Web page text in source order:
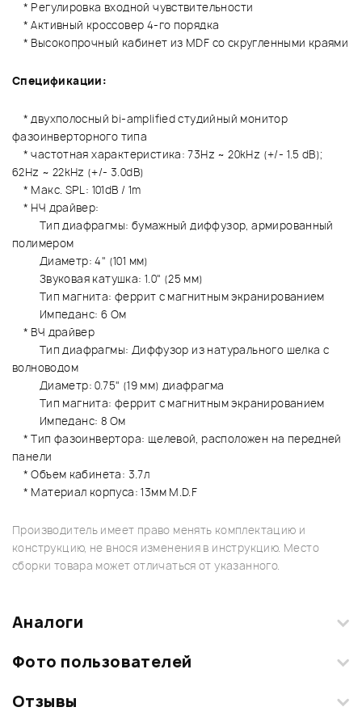
* Регулировка входной чувствительности
* Активный кроссовер 4-го порядка
* Высокопрочный кабинет из MDF со скругленными краями
Спецификации:
* двухполосный bi-amplified студийный монитор
фазоинверторного типа
* частотная характеристика: 73Hz ~ 20kHz (+/- 1.5 dB);
62Hz ~ 22kHz (+/- 3.0dB)
* Макс. SPL: 101dB / 1m
* НЧ драйвер:
Тип диафрагмы: бумажный диффузор, армированный
полимером
Диаметр: 4" (101 мм)
Звуковая катушка: 1.0" (25 мм)
Тип магнита: феррит с магнитным экранированием
Импеданс: 6 Ом
* ВЧ драйвер
Тип диафрагмы: Диффузор из натурального шелка с
волноводом
Диаметр: 0.75" (19 мм) диафрагма
Тип магнита: феррит с магнитным экранированием
Импеданс: 8 Ом
* Тип фазоинвертора: щелевой, расположен на передней
панели
* Объем кабинета: 3.7л
* Материал корпуса: 13мм M.D.F
Производитель имеет право менять комплектацию и
конструкцию, не внося изменения в инструкцию. Место
сборки товара может отличаться от указанного.
Аналоги
Фото пользователей
Загрузите свои фотографии купленного товара и получите
Отзывы